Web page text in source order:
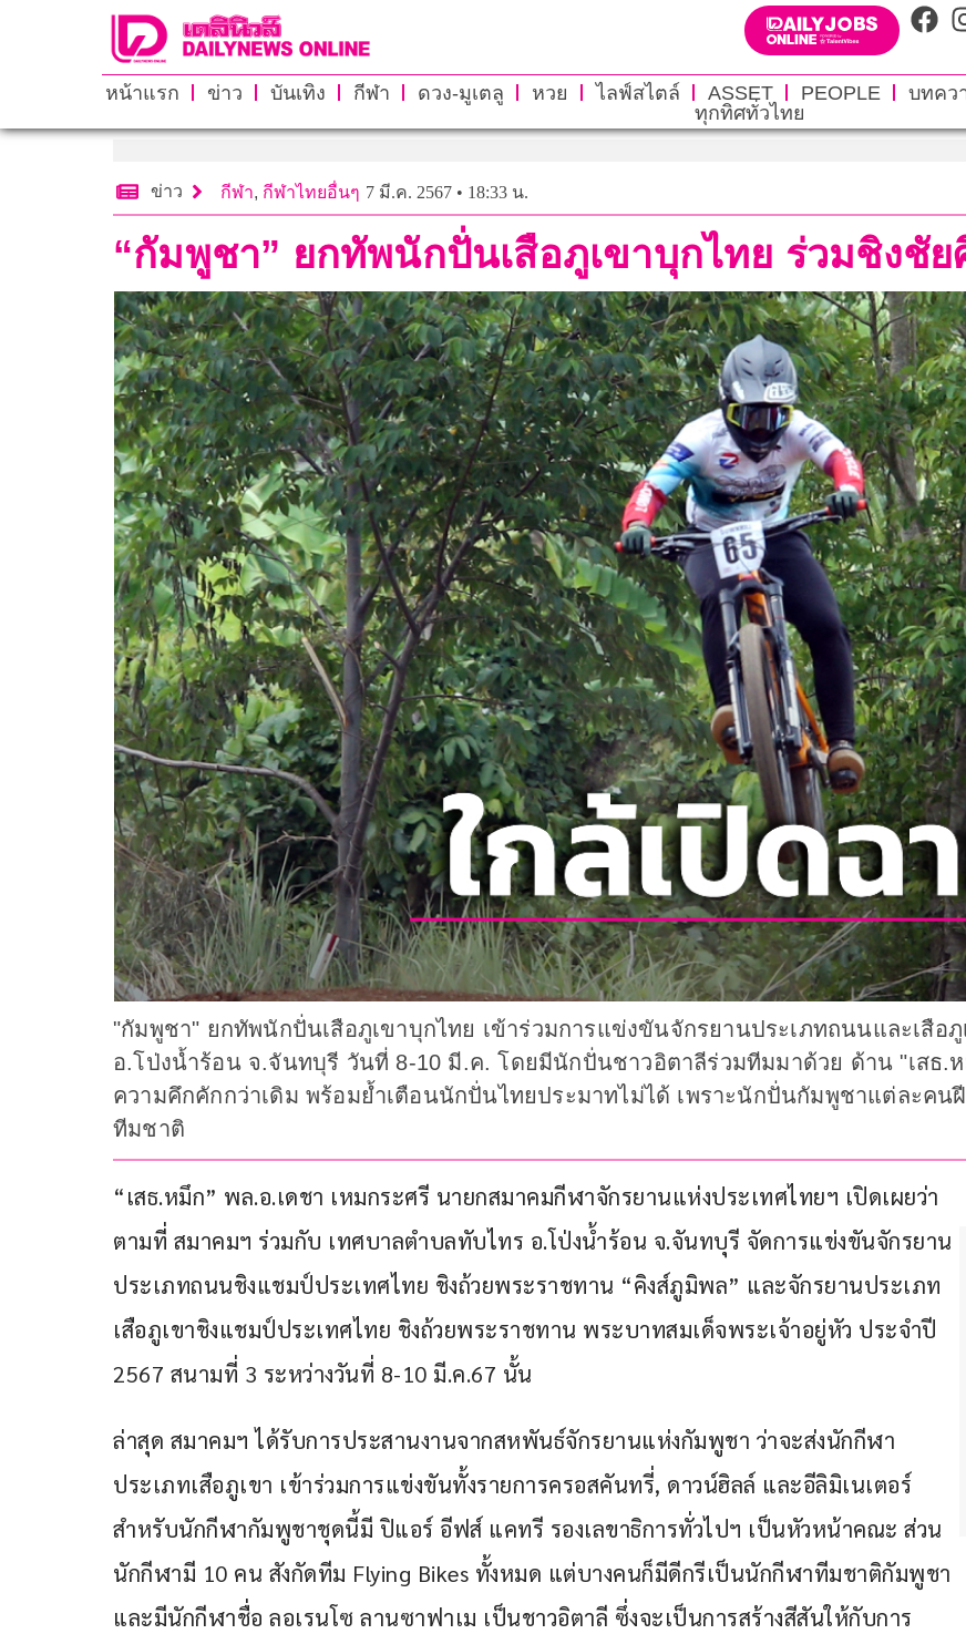
หน้าแรก ข่าว บันเทิง กีฬา ดวง-มูเตลู หวย ไลฟ์สไตล์ ASSET PEOPLE บทคว
ทุกทิศทั่วไทย
ข่าว กีฬา, กีฬาไทยอื่นๆ 7 มี.ค. 2567 • 18:33 น.
“กัมพูชา” ยกทัพนักปั่นเสือภูเขาบุกไทย ร่วมชิงชั
"กัมพูชา" ยกทัพนักปั่นเสือภูเขาบุกไทย เข้าร่วมการแข่งขันจักรยานประเภทถนนและเสือ
อ.โป่งน้ำร้อน จ.จันทบุรี วันที่ 8-10 มี.ค. โดยมีนักปั่นชาวอิตาลีร่วมทีมมาด้วย ด้าน "เสธ.
ความคึกคักกว่าเดิม พร้อมย้ำเตือนนักปั่นไทยประมาทไม่ได้ เพราะนักปั่นกัมพูชาแต่ละคน
ทีมชาติ
“เสธ.หมึก” พล.อ.เดชา เหมกระศรี นายกสมาคมกีฬาจักรยานแห่งประเทศไทยฯ เปิดเผยว่า
ตามที่ สมาคมฯ ร่วมกับ เทศบาลตำบลทับไทร อ.โป่งน้ำร้อน จ.จันทบุรี จัดการแข่งขันจักรยาน
ประเภทถนนชิงแชมป์ประเทศไทย ชิงถ้วยพระราชทาน “คิงส์ภูมิพล” และจักรยานประเภท
เสือภูเขาชิงแชมป์ประเทศไทย ชิงถ้วยพระราชทาน พระบาทสมเด็จพระเจ้าอยู่หัว ประจำปี
2567 สนามที่ 3 ระหว่างวันที่ 8-10 มี.ค.67 นั้น
ล่าสุด สมาคมฯ ได้รับการประสานงานจากสหพันธ์จักรยานแห่งกัมพูชา ว่าจะส่งนักกีฬา
ประเภทเสือภูเขา เข้าร่วมการแข่งขันทั้งรายการครอสคันทรี่, ดาวน์ฮิลล์ และอีลิมิเนเตอร์
สำหรับนักกีฬากัมพูชาชุดนี้มี ปิแอร์ อีฟส์ แคทรี รองเลขาธิการทั่วไปฯ เป็นหัวหน้าคณะ ส่วน
นักกีฬามี 10 คน สังกัดทีม Flying Bikes ทั้งหมด แต่บางคนก็มีดีกรีเป็นนักกีฬาทีมชาติกัมพูชา
และมีนักกีฬาชื่อ ลอเรนโซ ลานซาฟาเม เป็นชาวอิตาลี ซึ่งจะเป็นการสร้างสีสันให้กับการ